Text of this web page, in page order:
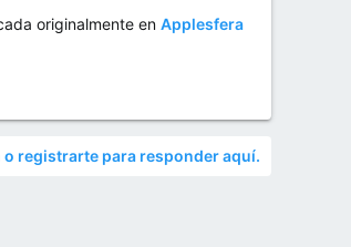
originalmente en Applesfera
registrarte para responder aquí.